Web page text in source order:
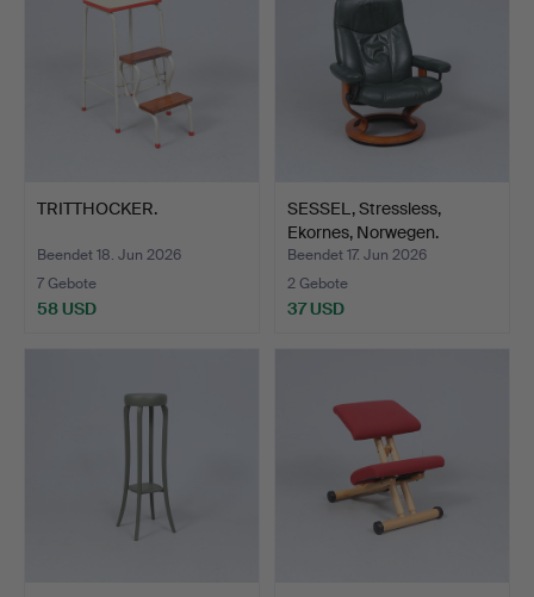
TRITTHOCKER.
Beendet 18. Jun 2026
7 Gebote
58 USD
SESSEL, Stressless,
Ekornes, Norwegen.
Beendet 17. Jun 2026
2 Gebote
37 USD